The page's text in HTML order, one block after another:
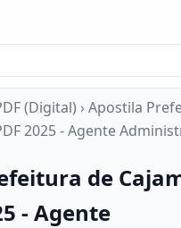
(Digital) › Apostila
2025 - Agente
de
- Agente